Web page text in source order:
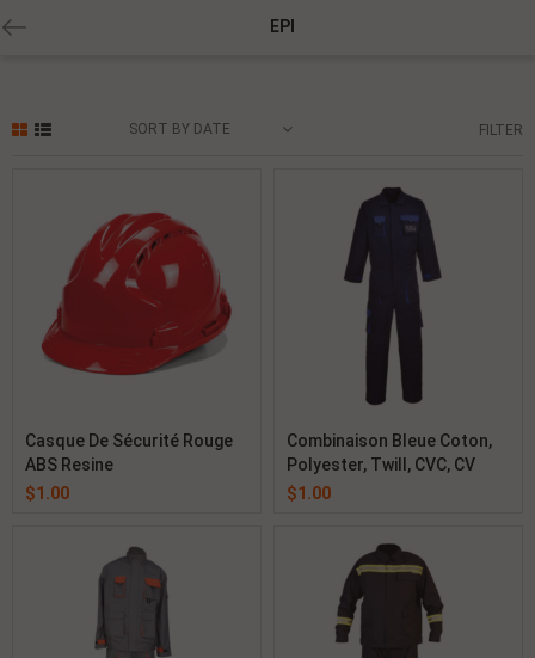
EPI
SORT BY DATE FILTER
Casque De Sécurité Rouge
ABS Resine
$1.00
Combinaison Bleue Coton,
Polyester, Twill, CVC, CV
$1.00